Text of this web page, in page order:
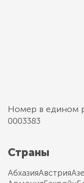
Номер в едином
0003383
Страны
АбхазияАвстрия